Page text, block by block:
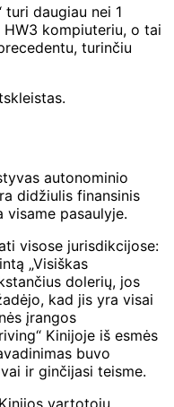
turi daugiau nei 1
kompiuteriu, o tai
turinčiu
autonominio
didžiulis finansinis
visame pasaulyje.
visose jurisdikcijose:
„Visiškas
dolerių, jos
kad jis yra visai
įrangos
Kinijoje iš esmės
buvo
ir ginčijasi teisme.
vartotojų